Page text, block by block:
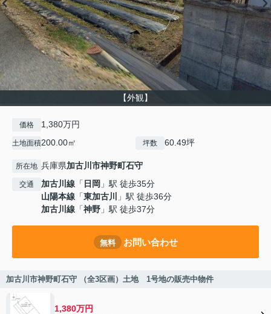
【外観】
価格 1,380万円
土地面積200.00㎡ 坪数 60.49坪
所在地 兵庫県加古川市神野町石守
交通 加古川線 「 日岡 」駅 徒歩35分
山陽本線 「東加古川
」駅 徒歩36分
加古川線 「神野 」駅 徒歩37分
無料 お問い合わせ
加古川市神野町石守 （全3区画）土地 1号地の販売中物件
1,380万円